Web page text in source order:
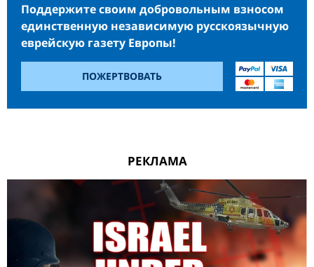
Поддержите своим добровольным взносом
единственную независимую русскоязычную
еврейскую газету Европы!
ПОЖЕРТВОВАТЬ
РЕКЛАМА